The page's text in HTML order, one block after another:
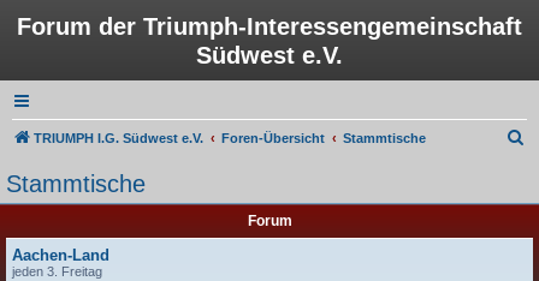
Forum der Triumph-Interessengemeinschaft
Südwest e.V.
TRIUMPH I.G. Südwest e.V. Foren-Übersicht Stammtische
Stammtische
Forum
Aachen-Land
jeden 3. Freitag